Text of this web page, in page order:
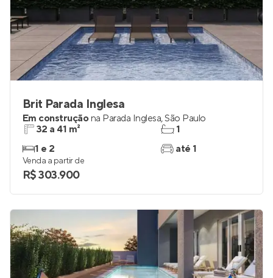
Brit Parada Inglesa
Em construçãona Parada Inglesa,São Paulo
32 a 41 m²
1 e 2
1
até 1
Venda a partir de
R$ 303.900